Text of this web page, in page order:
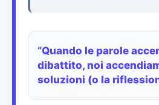
“Quando le parole
dibattito, noi
soluzioni (o la